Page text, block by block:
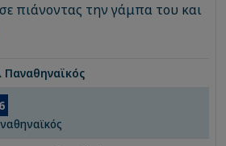
πιάνοντας την γάμπα του και
Παναθηναϊκός